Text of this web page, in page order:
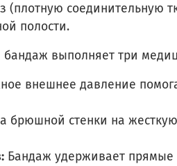
(плотную
полости.
выполняет три
внешнее давление
брюшной стенки на
Бандаж удерживает